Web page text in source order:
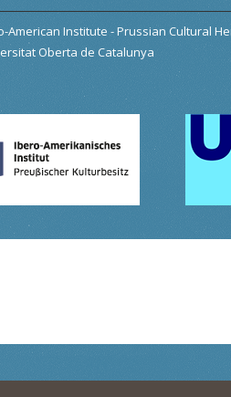
American Institute - Prussian Cultural
Oberta de Catalunya